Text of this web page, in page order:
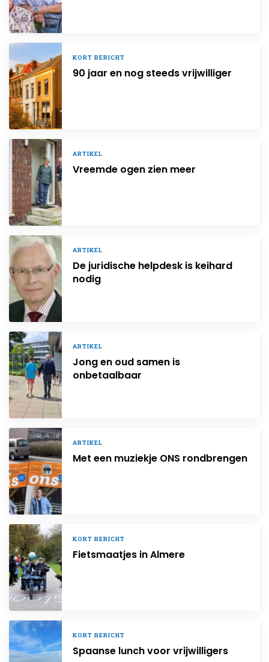
KORT BERICHT
90 jaar en nog steeds vrijwilliger
ARTIKEL
Vreemde ogen zien meer
ARTIKEL
De juridische helpdesk is keihard
nodig
ARTIKEL
Jong en oud samen is
onbetaalbaar
ARTIKEL
Met een muziekje ONS rondbrengen
KORT BERICHT
Fietsmaatjes in Almere
KORT BERICHT
Spaanse lunch voor vrijwilligers